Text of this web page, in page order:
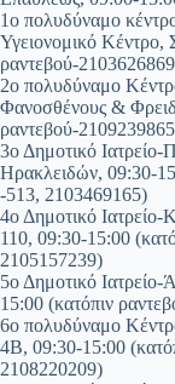
1ο πολυδύναμο
Υγειονομικό Κέντρο,
ραντεβού-
2ο πολυδύναμο
Φανοσθένους &
ραντεβού-
3ο Δημοτικό
Ηρακλειδών, 09:30-
-513, 2103469165)
4ο Δημοτικό
110, 09:30-15:00
2105157239)
5ο Δημοτικό
15:00 (κατόπιν
6ο πολυδύναμο
4Β, 09:30-15:00
2108220209)